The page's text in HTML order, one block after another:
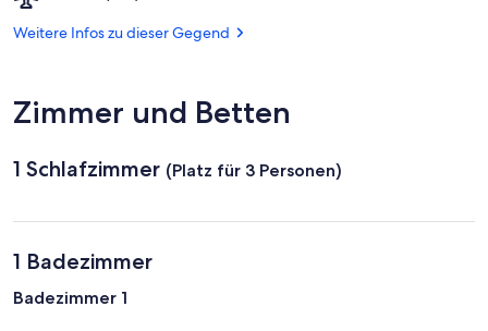
(LBC)
Weitere Infos zu dieser Gegend
Zimmer und Betten
1 Schlafzimmer (Platz für 3 Personen)
1 Badezimmer
Badezimmer 1